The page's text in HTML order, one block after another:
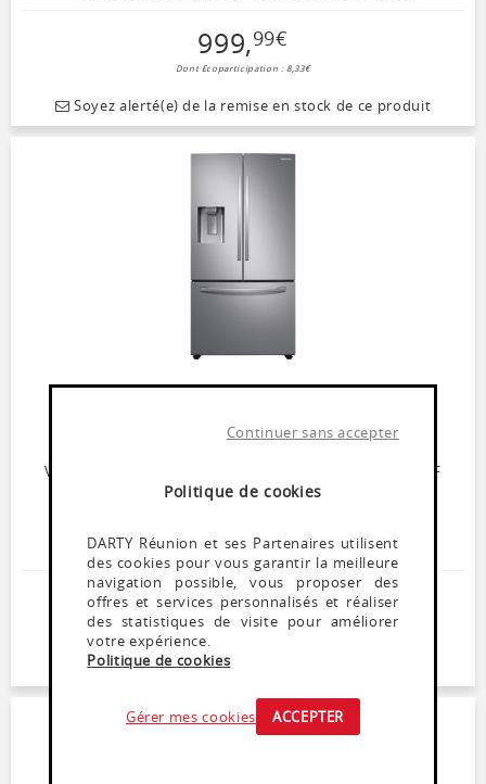
999,99€
Dont Ecoparticipation : 8,33€
Soyez alerté(e) de la remise en stock de ce produit
Momentanément indisponible
Volume 630L - Dimensions 177.4x90.8x71.2 cm - Classe F
- 41dB
Distributeur d’eau, glaçons et glace pilée
2 299,99€
Dont Ecoparticipation : 9,04€
Soyez alerté(e) de la remise en stock de ce produit
Politique de cookies
Continuer sans accepter
DARTY Réunion et ses Partenaires utilisent
des cookies pour vous garantir la meilleure
navigation possible, vous proposer des
offres et services personnalisés et réaliser
des statistiques de visite pour améliorer
votre expérience.
Politique de cookies
Gérer mes cookies ACCEPTER